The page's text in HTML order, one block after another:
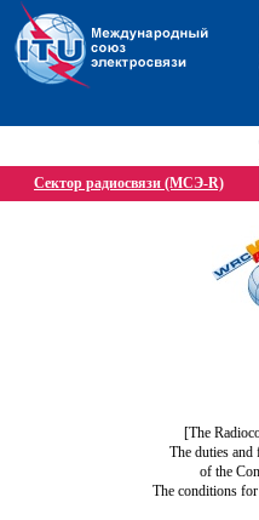
Сектор радиосвязи (МСЭ-R)
[The
The duties
of the
The conditions